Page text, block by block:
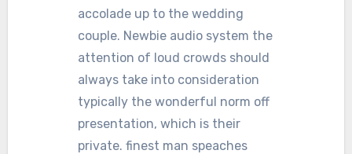
accolade up to the wedding
couple. Newbie audio system the
attention of loud crowds should
always take into consideration
typically the wonderful norm off
presentation, which is their
private. finest man speaches